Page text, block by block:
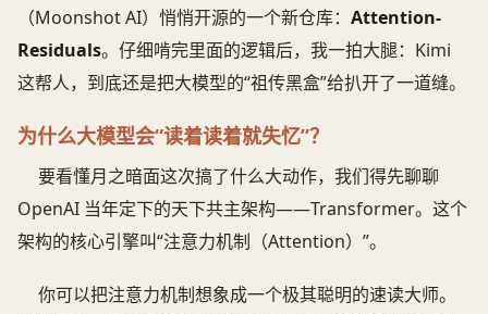
（Moonshot AI）悄悄开源的一个新仓库： Attention-
Residuals。仔细啃完里面的逻辑后，我一拍大腿：Kimi
这帮人，到底还是把大模型的“祖传黑盒”给扒开了一道缝。
为什么大模型会“读着读着就失忆”？
要看懂月之暗面这次搞了什么大动作，我们得先聊聊
OpenAI 当年定下的天下共主架构——Transformer。这个
架构的核心引擎叫“注意力机制（Attention）”。
你可以把注意力机制想象成一个极其聪明的速读大师。